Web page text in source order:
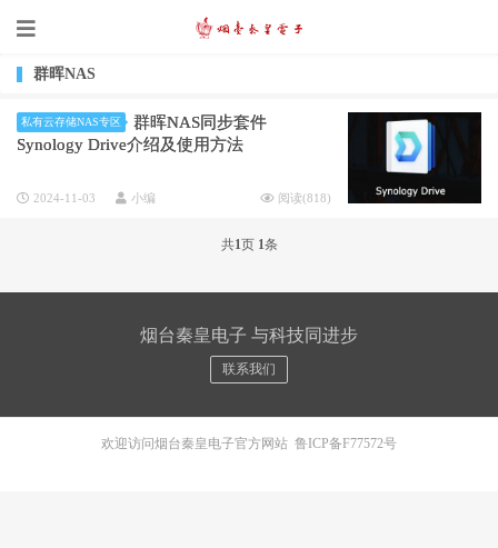
群晖NAS
私有云存储NAS专区
群晖NAS同步套件
Synology Drive介绍及使用方法
2024-11-03 小编 阅读(818)
共1页 1条
烟台秦皇电子 与科技同进步
联系我们
欢迎访问烟台秦皇电子官方网站 鲁ICP备F77572号